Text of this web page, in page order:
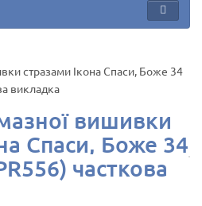
стразами Ікона Спаси, Боже 34
викладка
вишивки
Спаси, Боже 34
часткова